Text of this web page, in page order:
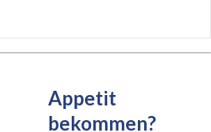
Appetit
bekommen?